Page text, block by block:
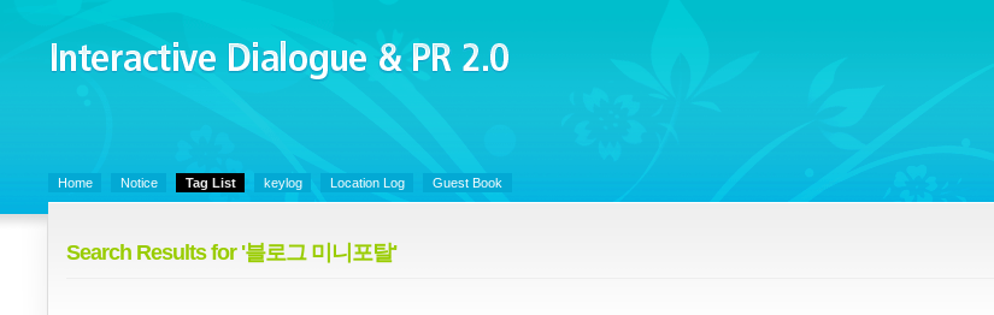
Interactive Dialogue &
PR 2.0
Home Notice Tag List keylog Location Log Guest Book
Search Results for '블로그 미니포탈'